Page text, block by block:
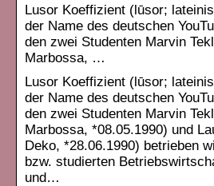
Lusor Koeffizient (lūsor;
der Name des deutschen
den zwei Studenten Marvin
Marbossa, …
Lusor Koeffizient (lūsor;
der Name des deutschen
den zwei Studenten Marvin
Marbossa, *08.05.1990) und
Deko, *28.06.1990) betrieben
bzw. studierten
und…